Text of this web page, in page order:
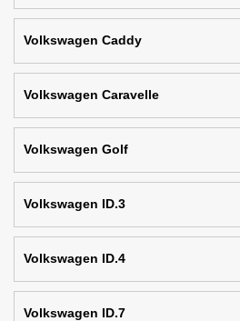
Volkswagen Caddy
Volkswagen Caravelle
Volkswagen Golf
Volkswagen ID.3
Volkswagen ID.4
Volkswagen ID.7